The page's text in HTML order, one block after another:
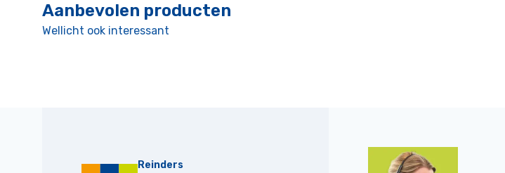
Aanbevolen producten
Wellicht ook interessant
Reinders